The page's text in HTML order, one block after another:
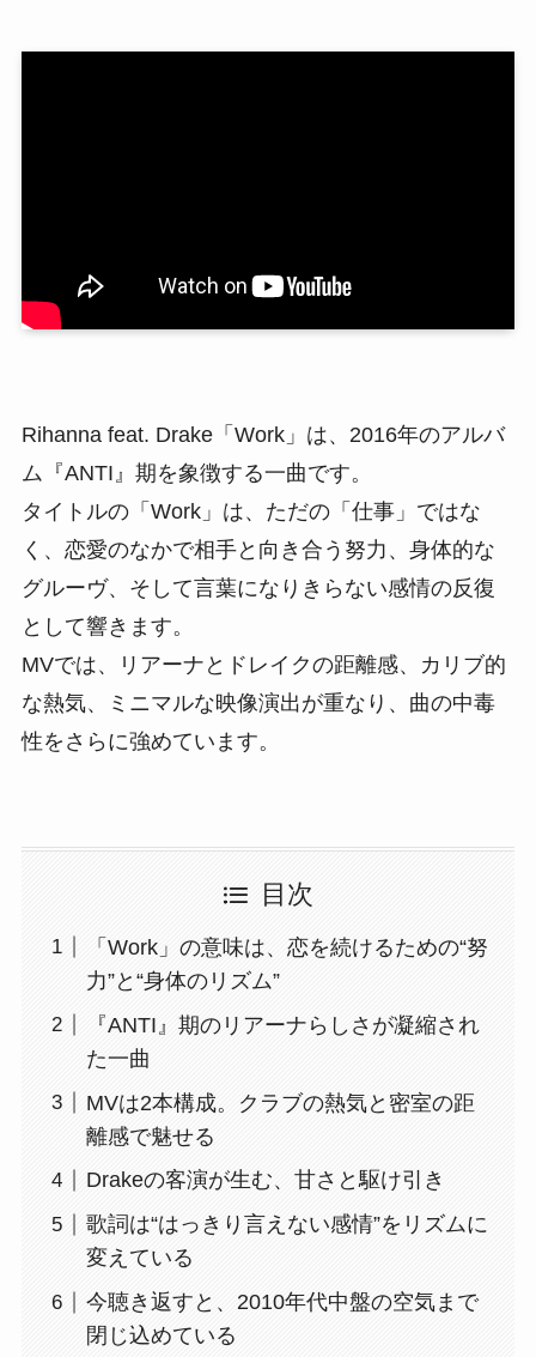
Rihanna feat. Drake「Work」は、2016年のアルバ
ム『ANTI』期を象徴する一曲です。
タイトルの「Work」は、ただの「仕事」ではな
く、恋愛のなかで相手と向き合う努力、身体的な
グルーヴ、そして言葉になりきらない感情の反復
として響きます。
MVでは、リアーナとドレイクの距離感、カリブ的
な熱気、ミニマルな映像演出が重なり、曲の中毒
性をさらに強めています。
目次
「Work」の意味は、恋を続けるための“努
力”と“身体のリズム”
『ANTI』期のリアーナらしさが凝縮され
た一曲
MVは2本構成。クラブの熱気と密室の距
離感で魅せる
Drakeの客演が生む、甘さと駆け引き
歌詞は“はっきり言えない感情”をリズムに
変えている
今聴き返すと、2010年代中盤の空気まで
閉じ込めている